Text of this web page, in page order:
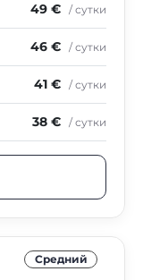
49 € / сутки
46 € / сутки
41 € / сутки
38 € / сутки
Средний